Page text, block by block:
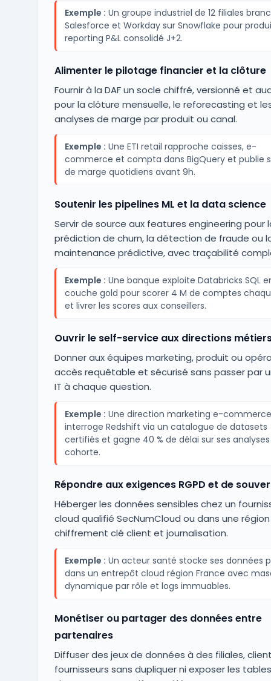
Exemple : Un groupe industriel de 12 filiales
Salesforce et Workday sur Snowflake pour
reporting P&L consolidé J+2.
Alimenter le pilotage financier et la clôture
Fournir à la DAF un socle chiffré, versionné et
pour la clôture mensuelle, le reforecasting et
analyses de marge par produit ou canal.
Exemple : Une ETI retail rapproche caisses, e-
commerce et compta dans BigQuery et publie
de marge quotidiens avant 9h.
Soutenir les pipelines ML et la data science
Servir de source aux features engineering pour
prédiction de churn, la détection de fraude ou
maintenance prédictive, avec traçabilité
Exemple : Une banque exploite Databricks SQL
couche gold pour scorer 4 M de comptes
et livrer les scores aux conseillers.
Ouvrir le self-service aux directions
Donner aux équipes marketing, produit ou
accès requêtable et sécurisé sans passer par
IT à chaque question.
Exemple : Une direction marketing e-commerce
interroge Redshift via un catalogue de datasets
certifiés et gagne 40 % de délai sur ses
cohorte.
Répondre aux exigences RGPD et de
Héberger les données sensibles chez un
cloud qualifié SecNumCloud ou dans une région
chiffrement clé client et journalisation.
Exemple : Un acteur santé stocke ses données
dans un entrepôt cloud région France avec
dynamique par rôle et logs immuables.
Monétiser ou partager des données entre
partenaires
Diffuser des jeux de données à des filiales,
fournisseurs sans dupliquer ni exposer les